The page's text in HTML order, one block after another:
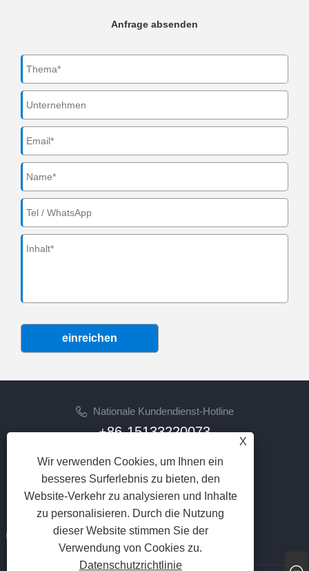
Anfrage absenden
einreichen
Nationale Kundendienst-Hotline
+86-15133220073
Email
sherry@syhoist.com
FOLGEN SIE UNS
X
Wir verwenden Cookies, um Ihnen ein
besseres Surferlebnis zu bieten, den
Website-Verkehr zu analysieren und Inhalte
zu personalisieren. Durch die Nutzung
dieser Website stimmen Sie der
Verwendung von Cookies zu.
Datenschutzrichtlinie